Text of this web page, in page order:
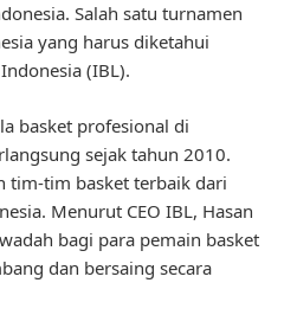
Salah satu turnamen
yang harus diketahui
(IBL).
basket profesional di
sejak tahun 2010.
tim-tim basket terbaik dari
Menurut CEO IBL, Hasan
bagi para pemain basket
dan bersaing secara